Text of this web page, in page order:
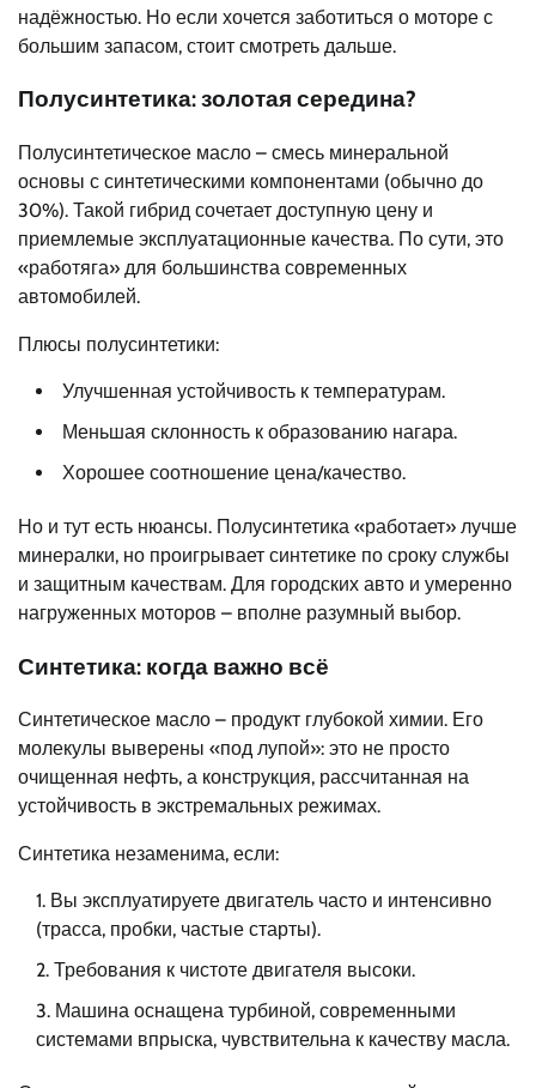
надёжностью. Но если хочется заботиться о моторе с
большим запасом, стоит смотреть дальше.
Полусинтетика: золотая середина?
Полусинтетическое масло – смесь минеральной
основы с синтетическими компонентами (обычно до
30%). Такой гибрид сочетает доступную цену и
приемлемые эксплуатационные качества. По сути, это
«работяга» для большинства современных
автомобилей.
Плюсы полусинтетики:
Улучшенная устойчивость к температурам.
Меньшая склонность к образованию нагара.
Хорошее соотношение цена/качество.
Но и тут есть нюансы. Полусинтетика «работает» лучше
минералки, но проигрывает синтетике по сроку службы
и защитным качествам. Для городских авто и умеренно
нагруженных моторов – вполне разумный выбор.
Синтетика: когда важно всё
Синтетическое масло – продукт глубокой химии. Его
молекулы выверены «под лупой»: это не просто
очищенная нефть, а конструкция, рассчитанная на
устойчивость в экстремальных режимах.
Синтетика незаменима, если:
Вы эксплуатируете двигатель часто и интенсивно
(трасса, пробки, частые старты).
Требования к чистоте двигателя высоки.
Машина оснащена турбиной, современными
системами впрыска, чувствительна к качеству масла.